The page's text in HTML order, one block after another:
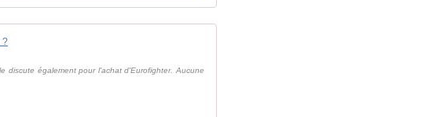
?
discute également pour l'achat d'Eurofighter. Aucune